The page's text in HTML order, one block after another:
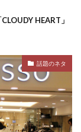
HEART」
話題のネタ